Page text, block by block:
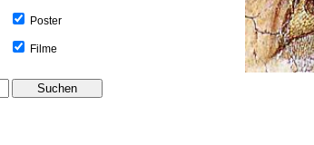
Poster
Filme